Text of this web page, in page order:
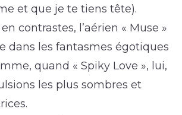
et que je te tiens tête).
contrastes, l’aérien « Muse »
dans les fantasmes égotiques
quand « Spiky Love », lui,
les plus sombres et